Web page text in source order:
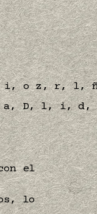
i, o z, r, l,
D, l, i, d,
el
lo